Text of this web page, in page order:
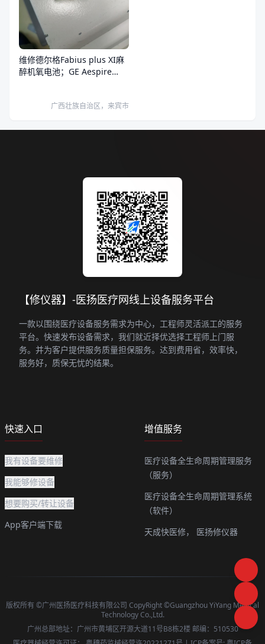
维修德尔格Fabius plus XI麻
醉机氧电池；GE Aespire
广西壮族自治区，来宾市
【修仪器】-医扬医疗网线上设备服务平台
一款以围绕医疗设备服务需求为中心，工程师灵活派工的服务
平台。快速发布设备需求，我们就近择优选择工程师上门服
务。并为客户提供服务质量担保服务。达到费用省，效率快，
服务好，质保无忧的结果。
快速入口
我有设备要维修
我能够修设备
想要购买/转让设备
App客户端下载
增值服务
医疗设备全生命周期管理服务
（服务）
医疗设备全生命周期管理系统
（软件）
天成快医修，
医扬修仪器
版权所有 ©广州医扬医疗科技有限公司 CopyRight ©Guangzhou YiYang Medical
Technology Co.,Ltd.
广州总部地址：广州市黄埔区开源大道11号B8栋2楼 邮编：510530